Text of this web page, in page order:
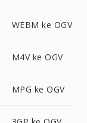
WEBM ke OGV
M4V ke OGV
MPG ke OGV